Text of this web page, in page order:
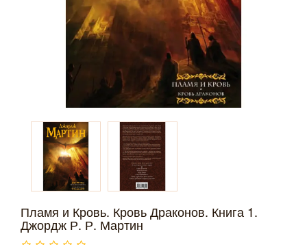
Пламя и Кровь. Кровь Драконов. Книга 1.
Джордж Р. Р. Мартин